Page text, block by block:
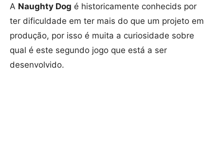
A Naughty Dog é historicamente conhecids por
ter dificuldade em ter mais do que um projeto em
produção, por isso é muita a curiosidade sobre
qual é este segundo jogo que está a ser
desenvolvido.